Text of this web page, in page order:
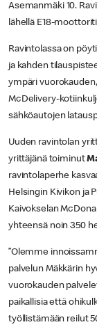
Asemanmäki 10.
lähellä E18-
Ravintolassa on
ja kahden
ympäri
McDelivery-
sähköautojen
Uuden ravintolan
yrittäjänä toiminut
ravintolaperhe
Helsingin Kivikon ja
Kaivokselan
yhteensä noin 350
”Olemme
palvelun Mäkkärin
vuorokauden
paikallisia että
työllistämään reilut